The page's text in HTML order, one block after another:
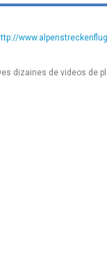
dizaines de videos de